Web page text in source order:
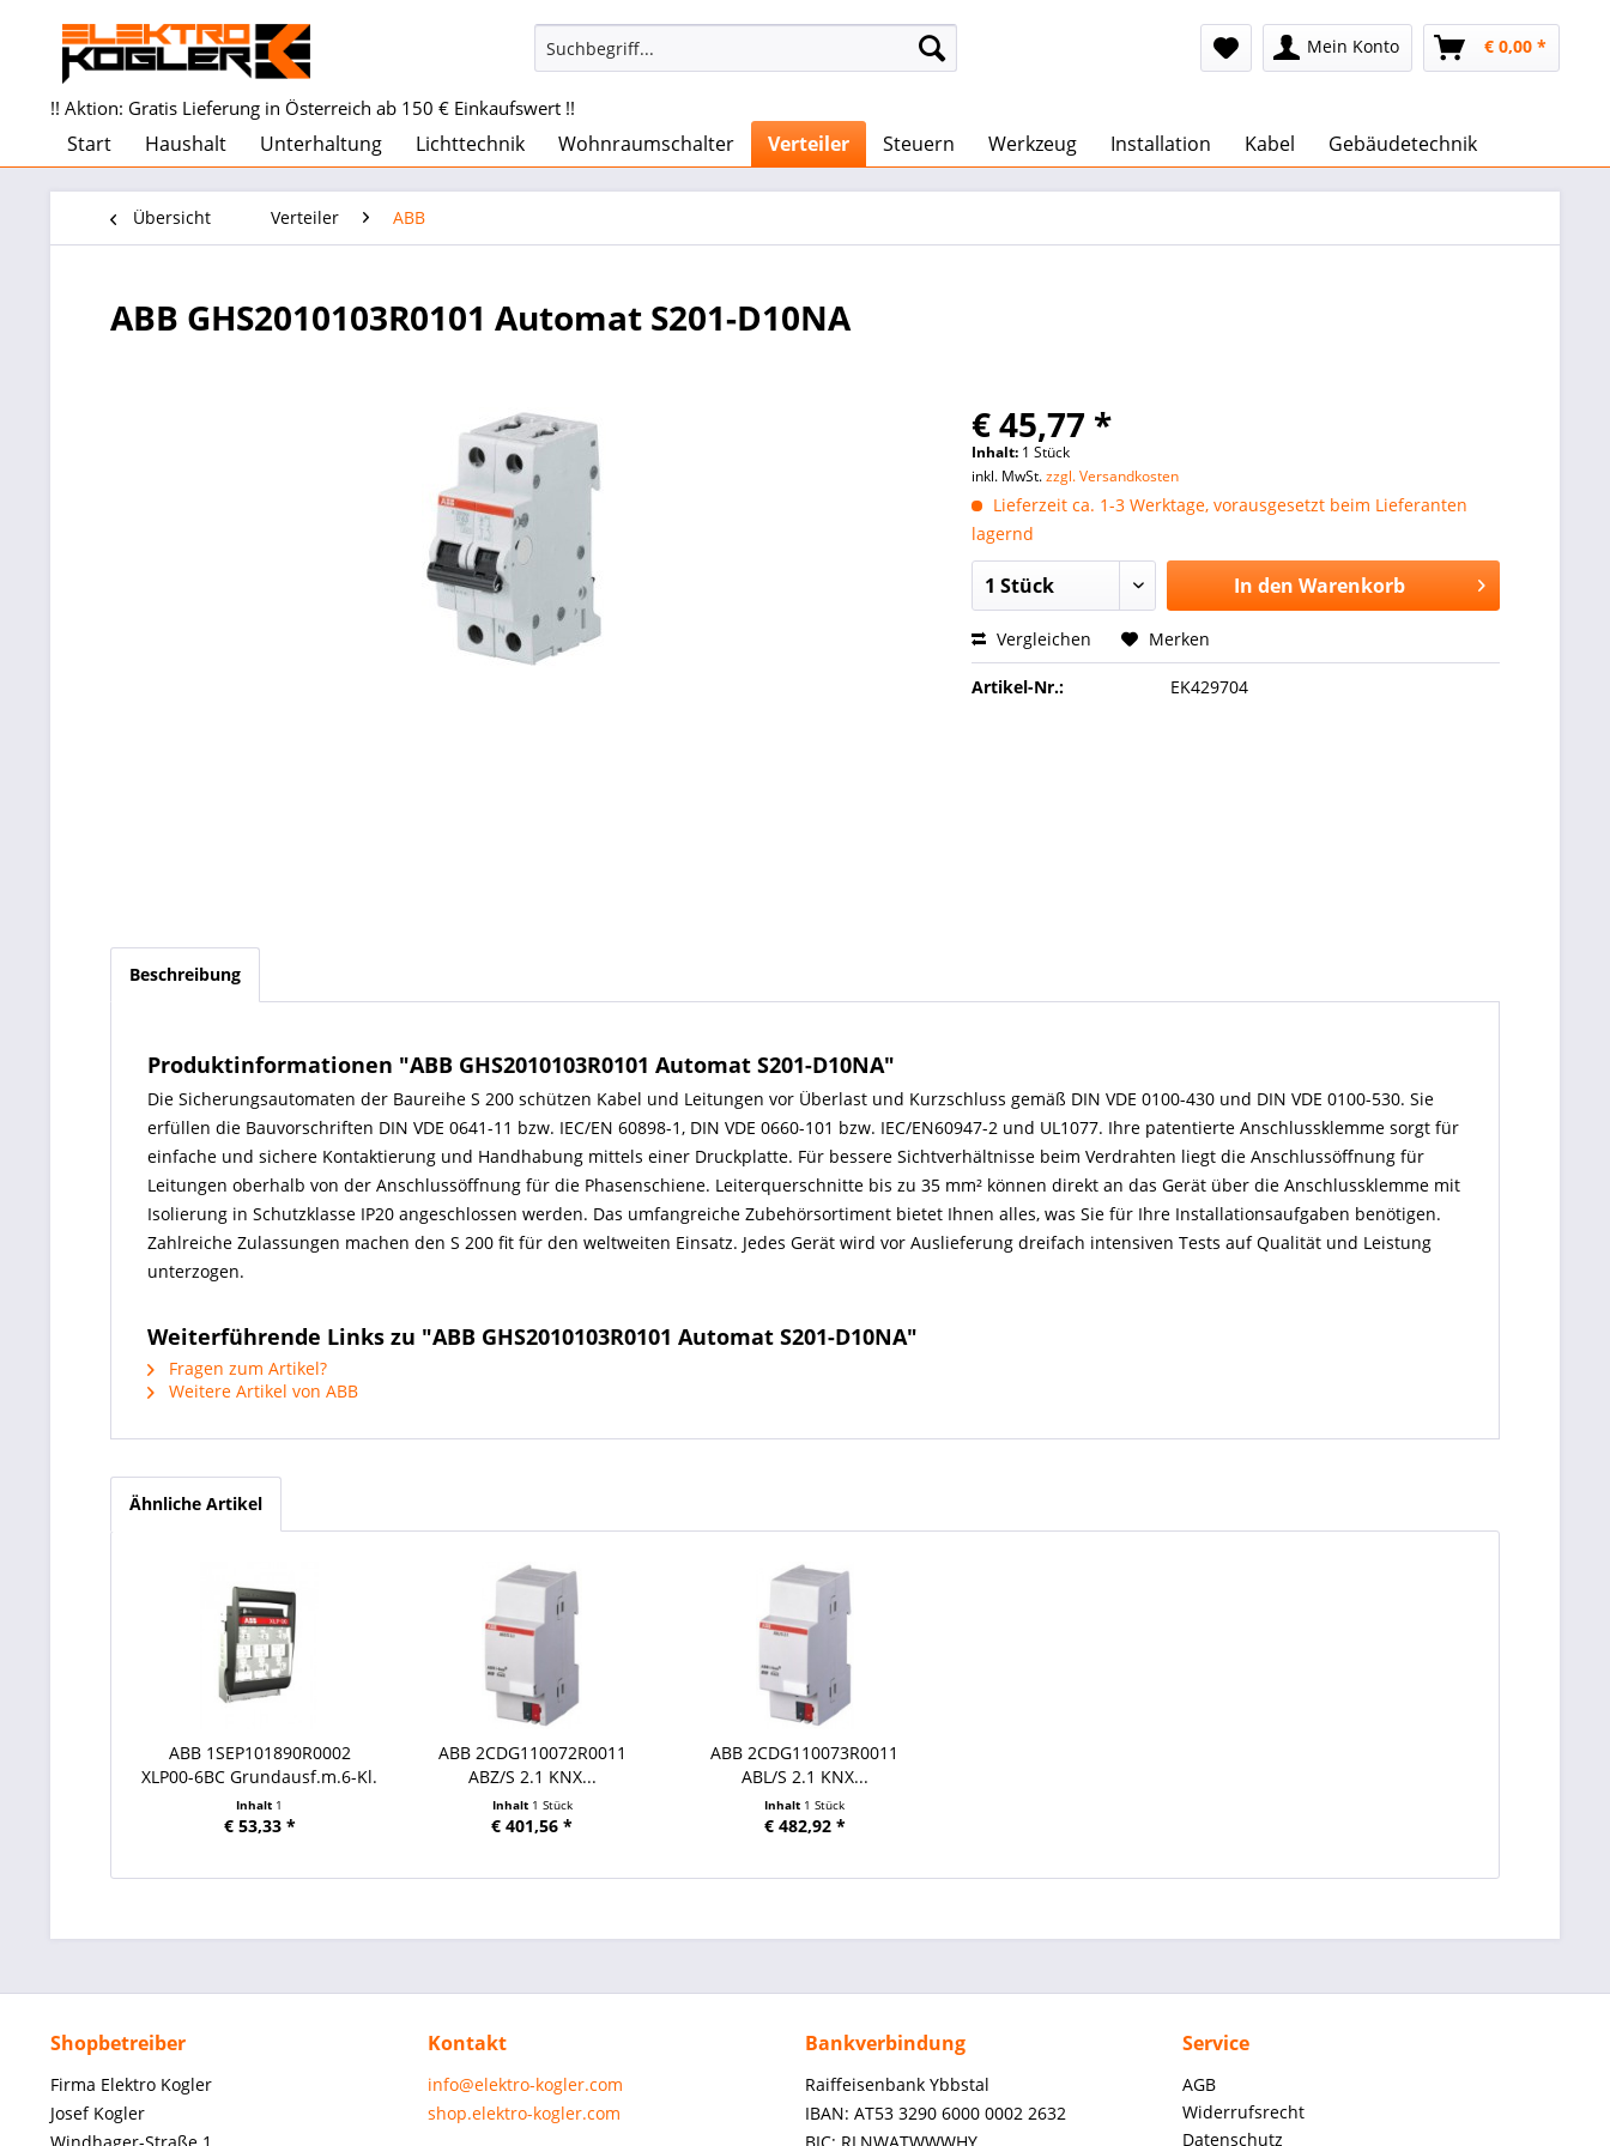
Mein Konto € 0,00 *
!! Aktion: Gratis Lieferung in Österreich ab 150 € Einkaufswert !!
Start Haushalt Unterhaltung Lichttechnik Wohnraumschalter Verteiler Steuern Werkzeug Installation Kabel Gebäudetechnik
Übersicht Verteiler ABB
ABB GHS2010103R0101 Automat S201-D10NA
€ 45,77 *
Inhalt: 1 Stück
inkl. MwSt.zzgl. Versandkosten
Lieferzeit ca. 1-3 Werktage, vorausgesetzt beim Lieferanten
lagernd
In den Warenkorb
Vergleichen Merken
Artikel-Nr.: EK429704
Beschreibung
Produktinformationen "ABB GHS2010103R0101 Automat S201-D10NA"
Die Sicherungsautomaten der Baureihe S 200 schützen Kabel und Leitungen vor Überlast und Kurzschluss gemäß DIN VDE 0100-430 und DIN VDE 0100-530. Sie
erfüllen die Bauvorschriften DIN VDE 0641-11 bzw. IEC/EN 60898-1, DIN VDE 0660-101 bzw. IEC/EN60947-2 und UL1077. Ihre patentierte Anschlussklemme sorgt für
einfache und sichere Kontaktierung und Handhabung mittels einer Druckplatte. Für bessere Sichtverhältnisse beim Verdrahten liegt die Anschlussöffnung für
Leitungen oberhalb von der Anschlussöffnung für die Phasenschiene. Leiterquerschnitte bis zu 35 mm² können direkt an das Gerät über die Anschlussklemme mit
Isolierung in Schutzklasse IP20 angeschlossen werden. Das umfangreiche Zubehörsortiment bietet Ihnen alles, was Sie für Ihre Installationsaufgaben benötigen.
Zahlreiche Zulassungen machen den S 200 fit für den weltweiten Einsatz. Jedes Gerät wird vor Auslieferung dreifach intensiven Tests auf Qualität und Leistung
unterzogen.
Weiterführende Links zu "ABB GHS2010103R0101 Automat S201-D10NA"
Fragen zum Artikel?
Weitere Artikel von ABB
Ähnliche Artikel
ABB 1SEP101890R0002
XLP00-6BC Grundausf.m.6-Kl.
Inhalt 1
€ 53,33 *
ABB 2CDG110072R0011
ABZ/S 2.1 KNX...
Inhalt 1 Stück
€ 401,56 *
ABB 2CDG110073R0011
ABL/S 2.1 KNX...
Inhalt 1 Stück
€ 482,92 *
Shopbetreiber
Firma Elektro Kogler
Josef Kogler
Kontakt
info@elektro-kogler.com
shop.elektro-kogler.com
Bankverbindung
Raiffeisenbank Ybbstal
IBAN: AT53 3290 6000 0002 2632
Service
AGB
Widerrufsrecht
Datenschutz